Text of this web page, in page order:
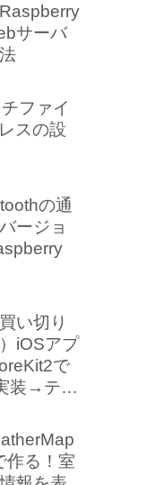
サーバ
ファイ
スの設
の通
ージョ
い切り
iOSアプ
で
装→テス
作る！室